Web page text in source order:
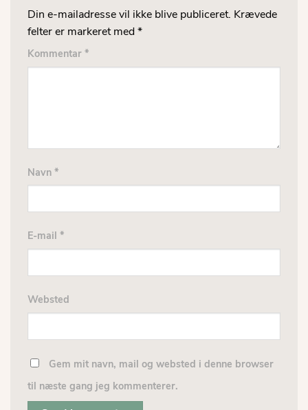
Din e-mailadresse vil ikke blive publiceret. Krævede
felter er markeret med *
Kommentar *
Navn *
E-mail *
Websted
Gem mit navn, mail og websted i denne browser
til næste gang jeg kommenterer.